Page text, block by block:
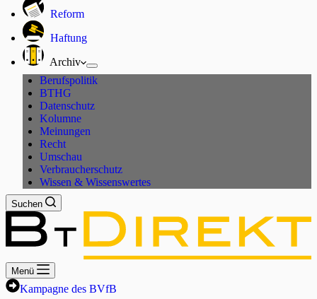
Reform
Haftung
Archiv
Berufspolitik
BTHG
Datenschutz
Kolumne
Meinungen
Recht
Umschau
Verbraucherschutz
Wissen & Wissenswertes
Suchen
Menü
Kampagne des BVfB